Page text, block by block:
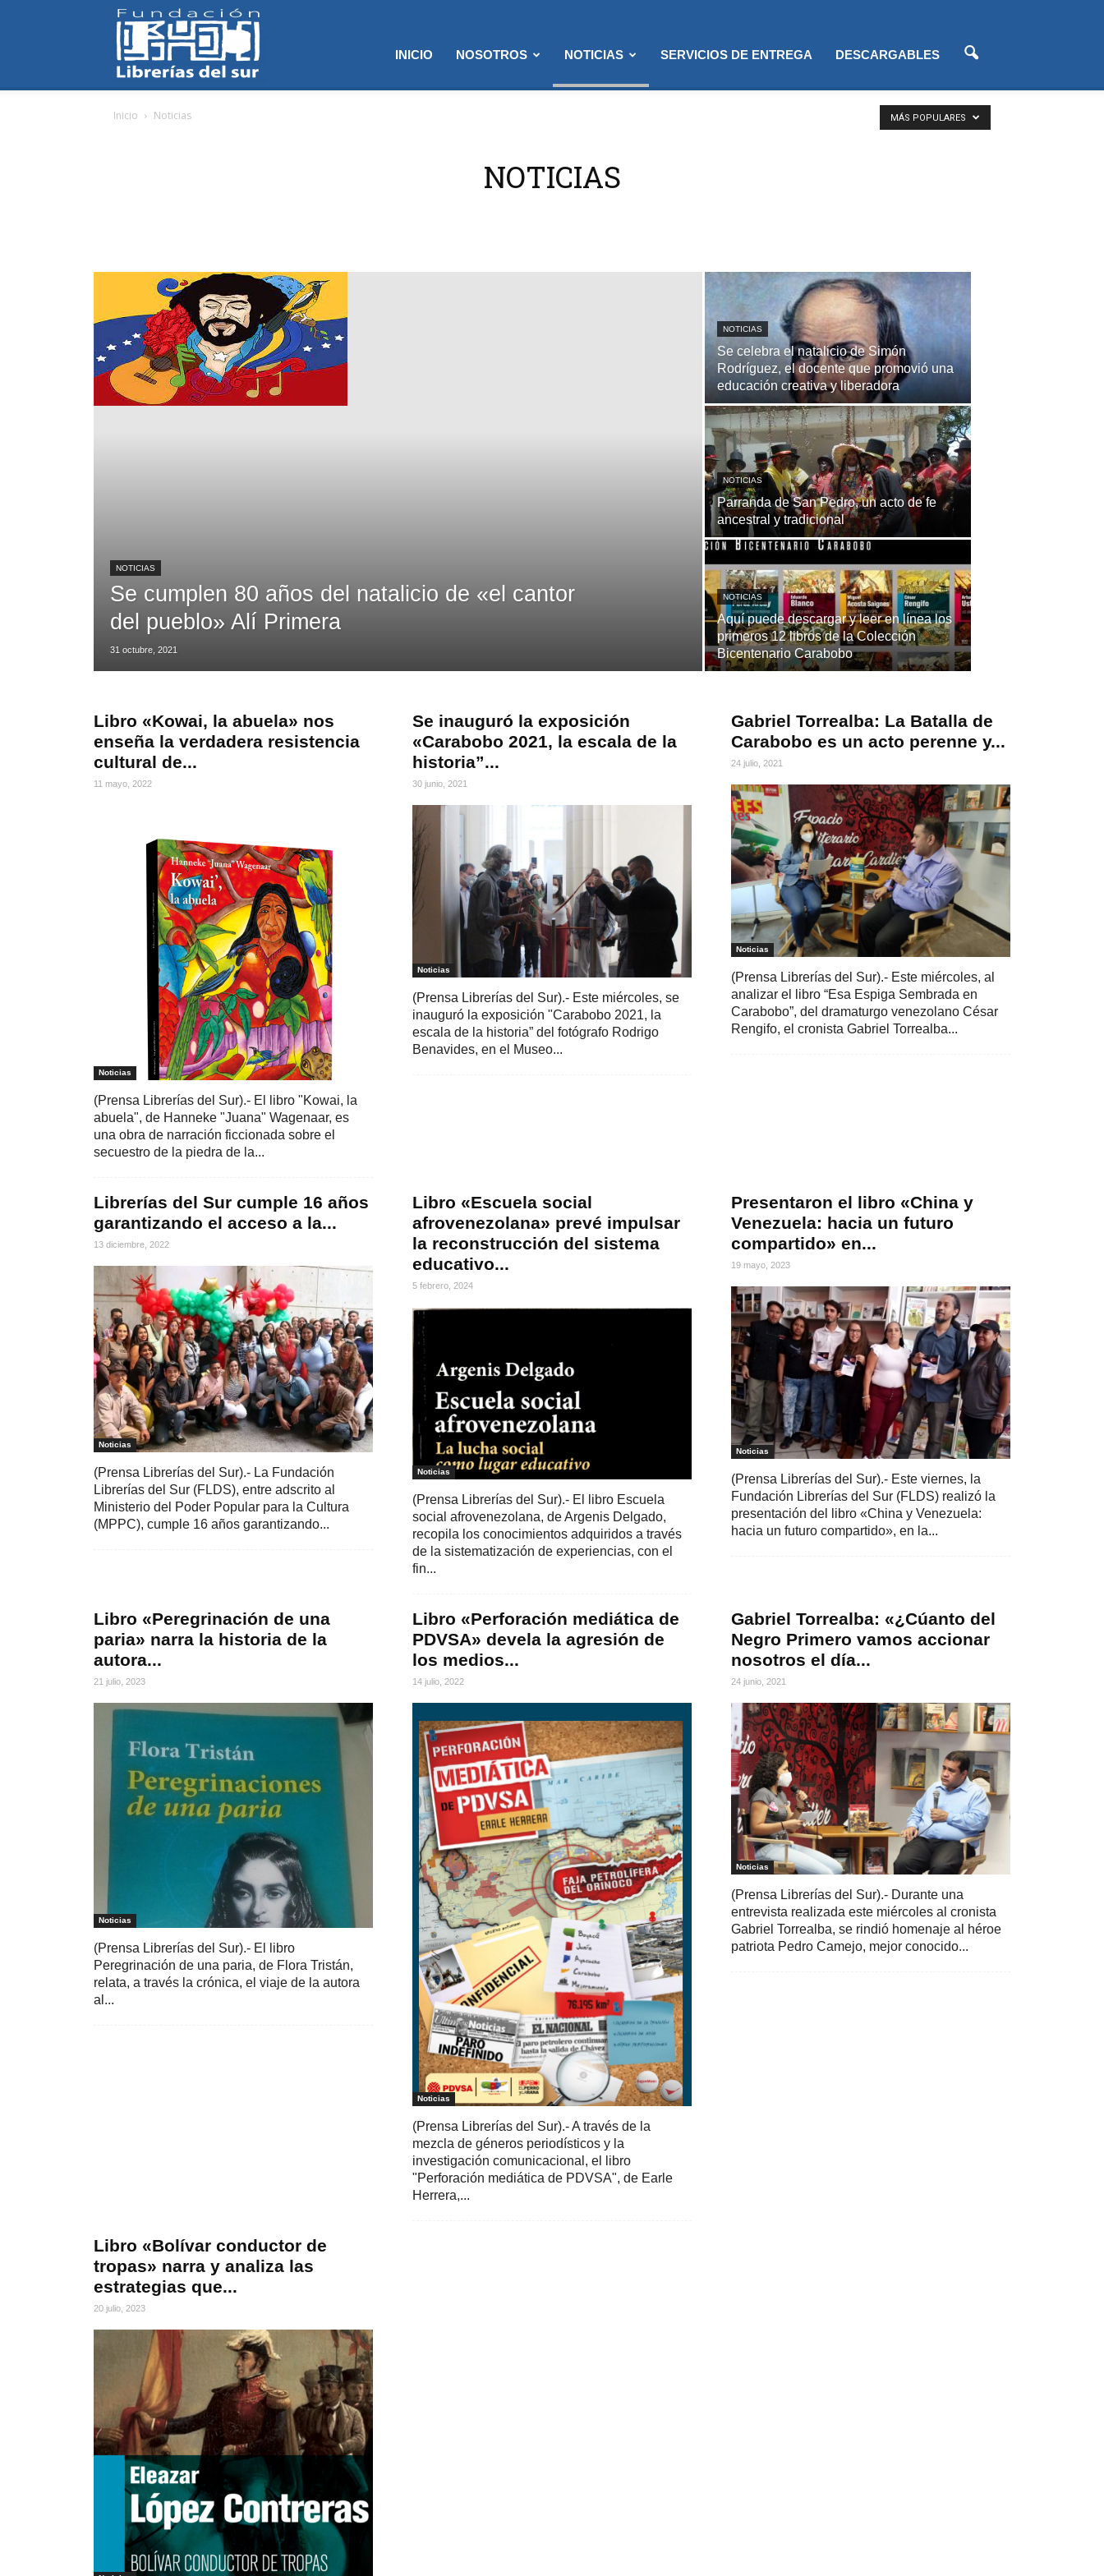
Sur
INICIO NOSOTROS NOTICIAS SERVICIOS DE ENTREGA DESCARGABLES
Inicio Noticias
NOTICIAS
MÁS POPULARES
NOTICIAS
Se cumplen 80 años del natalicio de «el cantor
del pueblo» Alí Primera
31 octubre, 2021
NOTICIAS
Se celebra el natalicio de Simón
Rodríguez, el docente que promovió una
educación creativa y liberadora
NOTICIAS
Parranda de San Pedro, un acto de fe
ancestral y tradicional
NOTICIAS
Aquí puede descargar y leer en línea los
primeros 12 libros de la Colección
Bicentenario Carabobo
Libro «Kowai, la abuela» nos
enseña la verdadera resistencia
cultural de...
11 mayo, 2022
Noticias
(Prensa Librerías del Sur).- El libro "Kowai, la
abuela", de Hanneke "Juana" Wagenaar, es
una obra de narración ficcionada sobre el
secuestro de la piedra de la...
Se inauguró la exposición
«Carabobo 2021, la escala de la
historia”...
30 junio, 2021
Noticias
(Prensa Librerías del Sur).- Este miércoles, se
inauguró la exposición "Carabobo 2021, la
escala de la historia” del fotógrafo Rodrigo
Benavides, en el Museo...
Gabriel Torrealba: La Batalla de
Carabobo es un acto perenne y...
24 julio, 2021
Noticias
(Prensa Librerías del Sur).- Este miércoles, al
analizar el libro “Esa Espiga Sembrada en
Carabobo”, del dramaturgo venezolano César
Rengifo, el cronista Gabriel Torrealba...
Librerías del Sur cumple 16 años
garantizando el acceso a la...
13 diciembre, 2022
Noticias
(Prensa Librerías del Sur).- La Fundación
Librerías del Sur (FLDS), entre adscrito al
Ministerio del Poder Popular para la Cultura
(MPPC), cumple 16 años garantizando...
Libro «Escuela social
afrovenezolana» prevé impulsar
la reconstrucción del sistema
educativo...
5 febrero, 2024
Noticias
(Prensa Librerías del Sur).- El libro Escuela
social afrovenezolana, de Argenis Delgado,
recopila los conocimientos adquiridos a través
de la sistematización de experiencias, con el
fin...
Presentaron el libro «China y
Venezuela: hacia un futuro
compartido» en...
19 mayo, 2023
Noticias
(Prensa Librerías del Sur).- Este viernes, la
Fundación Librerías del Sur (FLDS) realizó la
presentación del libro «China y Venezuela:
hacia un futuro compartido», en la...
Libro «Peregrinación de una
paria» narra la historia de la
autora...
21 julio, 2023
Noticias
(Prensa Librerías del Sur).- El libro
Peregrinación de una paria, de Flora Tristán,
relata, a través la crónica, el viaje de la autora
al...
Libro «Perforación mediática de
PDVSA» devela la agresión de
los medios...
14 julio, 2022
Noticias
(Prensa Librerías del Sur).- A través de la
mezcla de géneros periodísticos y la
investigación comunicacional, el libro
"Perforación mediática de PDVSA", de Earle
Herrera,...
Gabriel Torrealba: «¿Cúanto del
Negro Primero vamos accionar
nosotros el día...
24 junio, 2021
Noticias
(Prensa Librerías del Sur).- Durante una
entrevista realizada este miércoles al cronista
Gabriel Torrealba, se rindió homenaje al héroe
patriota Pedro Camejo, mejor conocido...
Libro «Bolívar conductor de
tropas» narra y analiza las
estrategias que...
20 julio, 2023